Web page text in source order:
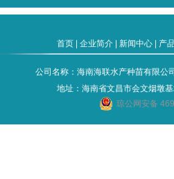
首页| 企业简介| 新闻中心| 产
公司名称：海南海联水产种苗有限
地址：海南省文昌市会文烟墩
琼公网安备